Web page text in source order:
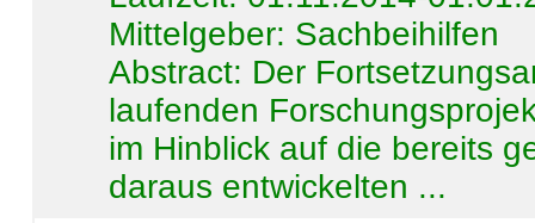
Mittelgeber: Sachbeihilfen
Abstract: Der
laufenden
im Hinblick auf die bereits
daraus entwickelten ...